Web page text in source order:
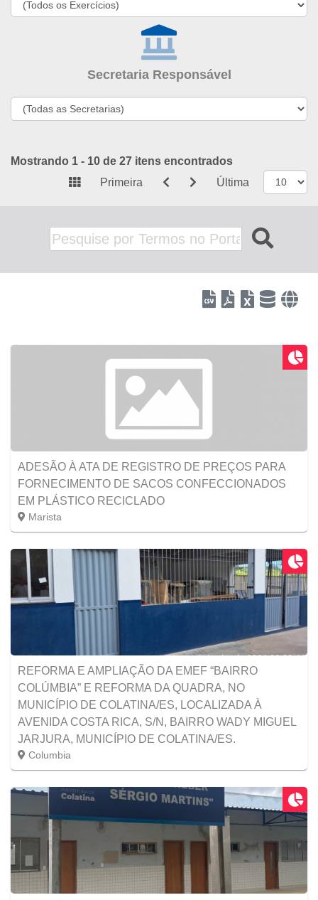
Secretaria Responsável
Mostrando 1 - 10 de 27 itens encontrados
Primeira
Última
ADESÃO À ATA DE REGISTRO DE PREÇOS PARA
FORNECIMENTO DE SACOS CONFECCIONADOS
EM PLÁSTICO RECICLADO
Marista
REFORMA E AMPLIAÇÃO DA EMEF “BAIRRO
COLÚMBIA” E REFORMA DA QUADRA, NO
MUNICÍPIO DE COLATINA/ES, LOCALIZADA À
AVENIDA COSTA RICA, S/N, BAIRRO WADY MIGUEL
JARJURA, MUNICÍPIO DE COLATINA/ES.
Columbia